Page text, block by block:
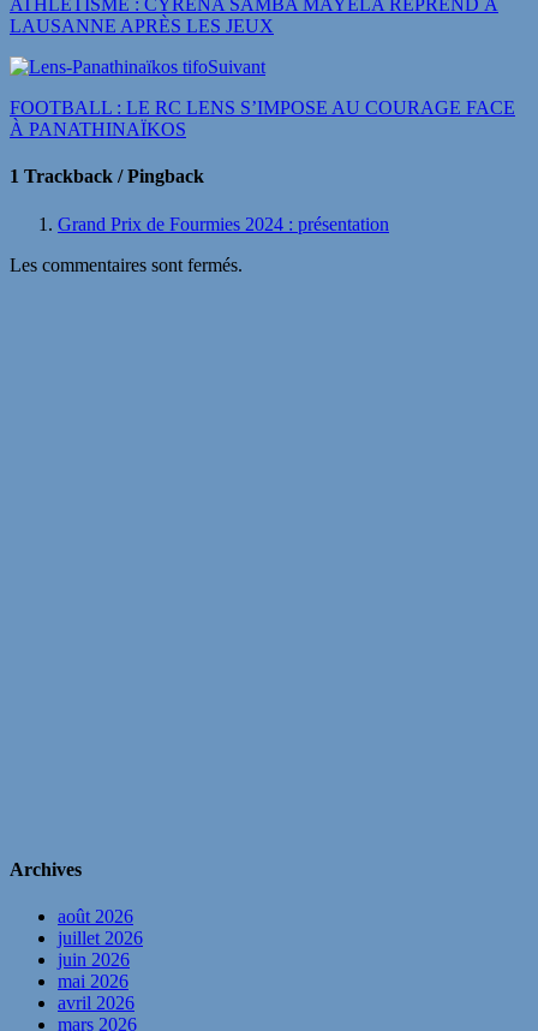
ATHLÉTISME : CYRÉNA SAMBA MAYELA REPREND À
LAUSANNE APRÈS LES JEUX
Suivant
FOOTBALL : LE RC LENS S’IMPOSE AU COURAGE FACE
À PANATHINAÏKOS
1 Trackback / Pingback
Grand Prix de Fourmies 2024 : présentation
Les commentaires sont fermés.
Archives
août 2026
juillet 2026
juin 2026
mai 2026
avril 2026
mars 2026